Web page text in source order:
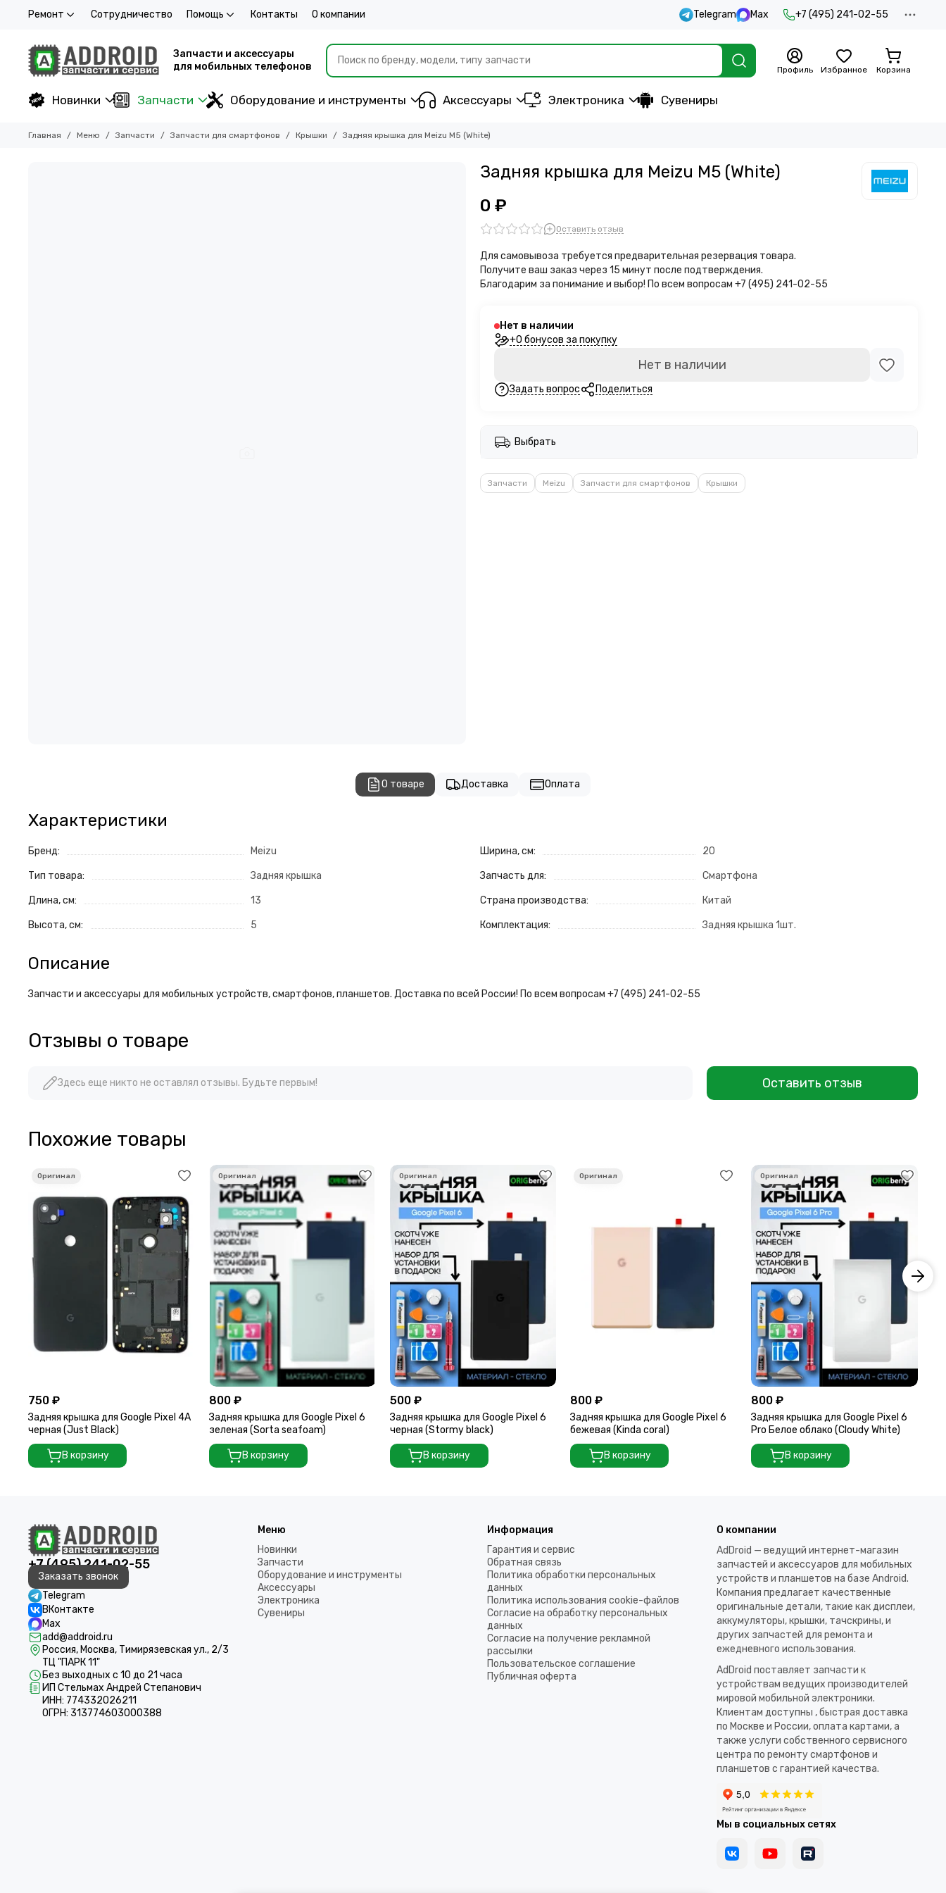
Ремонт Сотрудничество Помощь Контакты О компании Telegram Max +7 (495) 241-02-55
Запчасти и аксессуары
для мобильных телефонов
Профиль Избранное Корзина
Новинки Запчасти Оборудование и инструменты Аксессуары Электроника Сувениры
Главная Меню Запчасти Запчасти для смартфонов Крышки Задняя крышка для Meizu M5 (White)
Задняя крышка для Meizu M5 (White)
0 ₽
Оставить отзыв
Для самовывоза требуется предварительная резервация товара.
Получите ваш заказ через 15 минут после подтверждения.
Благодарим за понимание и выбор! По всем вопросам +7 (495) 241-02-55
Нет в наличии
+0 бонусов за покупку
Нет в наличии
Задать вопрос Поделиться
Выбрать
Запчасти Meizu Запчасти для смартфонов Крышки
О товаре Доставка Оплата
Характеристики
Бренд: Meizu
Тип товара: Задняя крышка
Длина, см: 13
Высота, см: 5
Ширина, см: 20
Запчасть для: Смартфона
Страна производства: Китай
Комплектация: Задняя крышка 1шт.
Описание
Запчасти и аксессуары для мобильных устройств, смартфонов, планшетов. Доставка по всей России! По всем вопросам +7 (495) 241-02-55
Отзывы о товаре
Здесь еще никто не оставлял отзывы. Будьте первым! Оставить отзыв
Похожие товары
750 ₽
Задняя крышка для Google Pixel 4A
черная (Just Black)
В корзину
800 ₽
Задняя крышка для Google Pixel 6
зеленая (Sorta seafoam)
В корзину
500 ₽
Задняя крышка для Google Pixel 6
черная (Stormy black)
В корзину
800 ₽
Задняя крышка для Google Pixel 6
бежевая (Kinda coral)
В корзину
800 ₽
Задняя крышка для Google Pixel 6
Pro Белое облако (Cloudy White)
В корзину
+7 (495) 241-02-55
Заказать звонок
Telegram
ВКонтакте
Max
add@addroid.ru
Россия, Москва, Тимирязевская ул., 2/3
ТЦ "ПАРК 11"
Без выходных с 10 до 21 часа
ИП Стельмах Андрей Степанович
ИНН: 774332026211
ОГРН: 313774603000388
Меню
Новинки
Запчасти
Оборудование и инструменты
Аксессуары
Электроника
Сувениры
Информация
Гарантия и сервис
Обратная связь
Политика обработки персональных
данных
Политика использования cookie-файлов
Согласие на обработку персональных
данных
Согласие на получение рекламной
рассылки
Пользовательское соглашение
Публичная оферта
О компании
AdDroid — ведущий интернет-магазин
запчастей и аксессуаров для мобильных
устройств и планшетов на базе Android.
Компания предлагает качественные
оригинальные детали, такие как дисплеи,
аккумуляторы, крышки, тачскрины, и
других запчастей для ремонта и
ежедневного использования.​
AdDroid поставляет запчасти к
устройствам ведущих производителей
мировой мобильной электроники.
Клиентам доступны , быстрая доставка
по Москве и России, оплата картами, а
также услуги собственного сервисного
центра по ремонту смартфонов и
планшетов с гарантией качества.
Мы в социальных сетях